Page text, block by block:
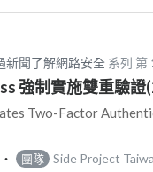
新聞了解網路安全 系列 第
強制實施雙重驗證
Two-Factor
‧ 團隊 Side Project